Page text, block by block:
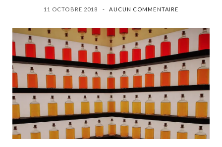
11 OCTOBRE 2018 AUCUN COMMENTAIRE